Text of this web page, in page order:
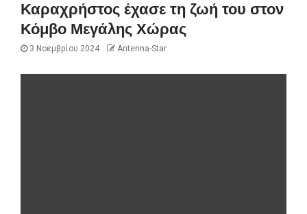
Καραχρήστος έχασε τη ζωή του στον
Κόμβο Μεγάλης Χώρας
3 Νοεμβρίου 2024 Antenna-Star